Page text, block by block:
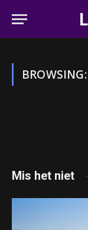
BROWSING:
Mis het niet